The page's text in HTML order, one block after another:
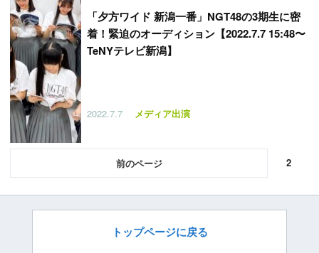
「夕方ワイド 新潟一番」NGT48の3期生に密
着！緊迫のオーディション【2022.7.7 15:48〜
TeNYテレビ新潟】
2022.7.7 メディア出演
前 2
トップページに戻る